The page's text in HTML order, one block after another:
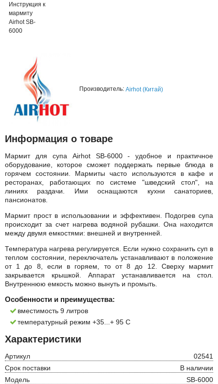
Инструкция к
мармиту
Airhot SB-
6000
Производитель: Airhot (Китай)
Информация о товаре
Мармит для супа Airhot SB-6000 - удобное и практичное
оборудование, которое сможет поддержать первые блюда в
горячем состоянии. Мармиты часто используются в кафе и
ресторанах, работающих по системе "шведский стол", на
линиях раздачи. Ими оснащаются кухни санаториев,
пансионатов.
Мармит прост в использовании и эффективен. Подогрев супа
происходит за счет нагрева водяной рубашки. Она находится
между двумя емкостями: внешней и внутренней.
Температура нагрева регулируется. Если нужно сохранить суп в
теплом состоянии, переключатель устанавливают в положение
от 1 до 8, если в горяем, то от 8 до 12. Сверху мармит
закрывается крышкой. Аппарат устанавливается на стол.
Внутреннюю емкость можно вынуть и промыть.
Особенности и преимущества:
вместимость 9 литров
температурный режим +35...+ 95 C
Характеристики
Артикул
02541
Срок поставки
В наличии
Модель
SB-6000